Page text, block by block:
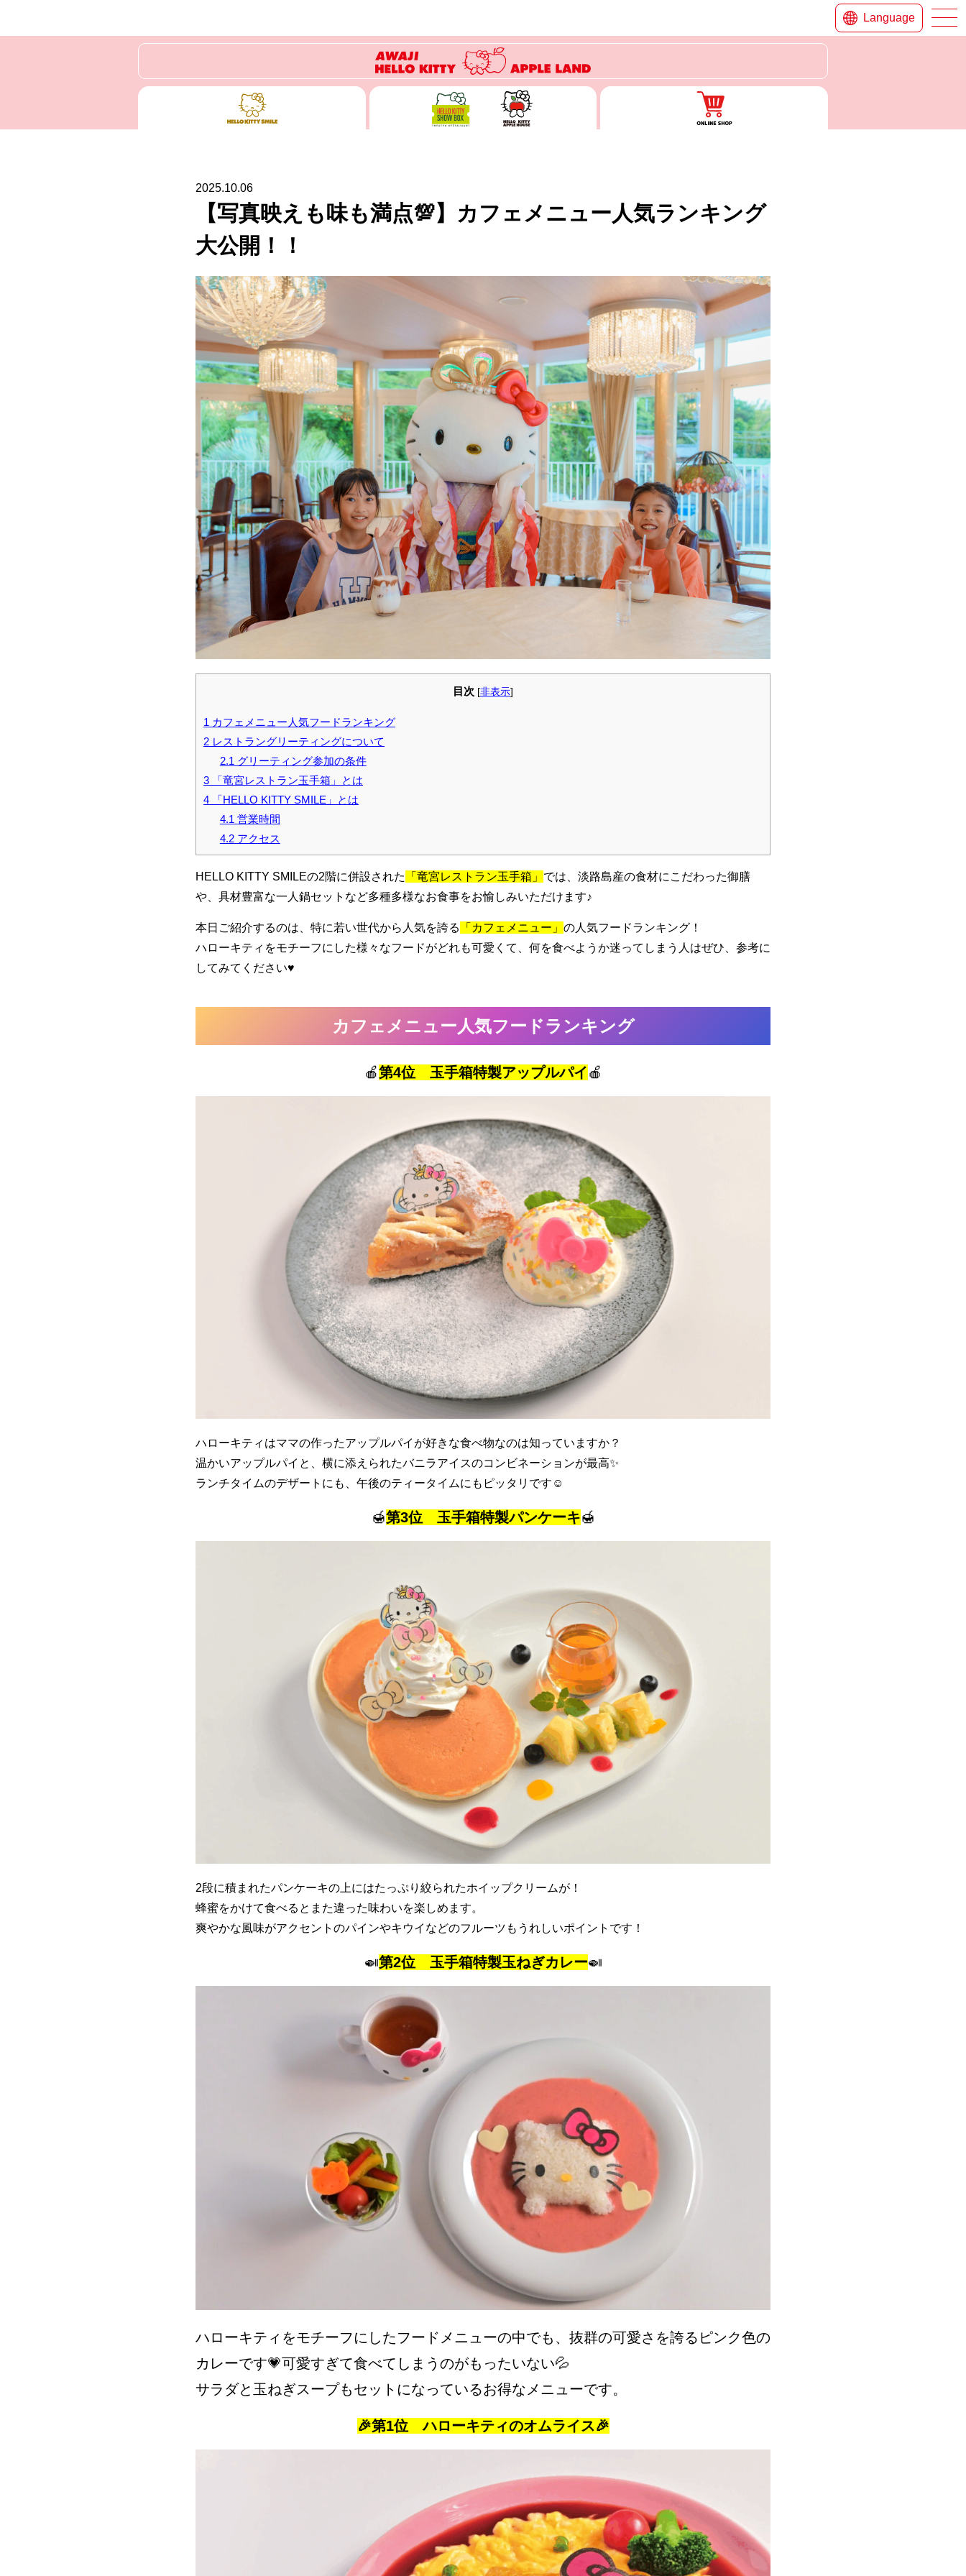
Language
2025.10.06
【写真映えも味も満点💯】カフェメニュー人気ランキング
大公開！！
目次 [非表示]
1 カフェメニュー人気フードランキング
2 レストラングリーティングについて
2.1 グリーティング参加の条件
3 「竜宮レストラン玉手箱」とは
4 「HELLO KITTY SMILE」とは
4.1 営業時間
4.2アクセス
HELLO KITTY SMILEの2階に併設された 「竜宮レストラン玉手箱」 では、淡路島産の食材にこだわった御膳
や、具材豊富な一人鍋セットなど多種多様なお食事をお愉しみいただけます♪
本日ご紹介するのは、特に若い世代から人気を誇る 「カフェメニュー」 の人気フードランキング！
ハローキティをモチーフにした様々なフードがどれも可愛くて、何を食べようか迷ってしまう人はぜひ、参考に
してみてください♥
カフェメニュー人気フードランキング
🍎第4位 玉手箱特製アップルパイ🍎
ハローキティはママの作ったアップルパイが好きな食べ物なのは知っていますか？
温かいアップルパイと、横に添えられたバニラアイスのコンビネーションが最高✨
ランチタイムのデザートにも、午後のティータイムにもピッタリです☺
🍯第3位 玉手箱特製パンケーキ🍯
2段に積まれたパンケーキの上にはたっぷり絞られたホイップクリームが！
蜂蜜をかけて食べるとまた違った味わいを楽しめます。
爽やかな風味がアクセントのパインやキウイなどのフルーツもうれしいポイントです！
🍛第2位 玉手箱特製玉ねぎカレー🍛
ハローキティをモチーフにしたフードメニューの中でも、抜群の可愛さを誇るピンク色の
カレーです💗可愛すぎて食べてしまうのがもったいない💦
サラダと玉ねぎスープもセットになっているお得なメニューです。
🎉第1位 ハローキティのオムライス🎉